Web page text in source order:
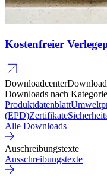
Kostenfreier
Downloadcenter
Downloads nach Kategorie
Produktdatenblatt
(EPD)Zertifikate
Alle Downloads
Auschreibungstexte
Ausschreibungstexte